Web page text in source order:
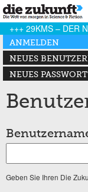
+++ 29KMS – DER
Haupt-
ANMELDEN
(AKTIVER REITER)
NEUES
NEUES
Geben Sie Ihren Die